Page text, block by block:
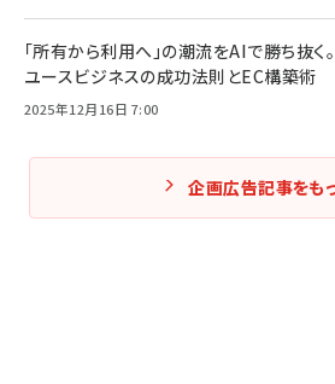
「所有から利用へ」の潮流をAIで勝ち抜く
ユースビジネスの成功法則とEC構築術
2025年12月16日 7:00
企画広告記事をも